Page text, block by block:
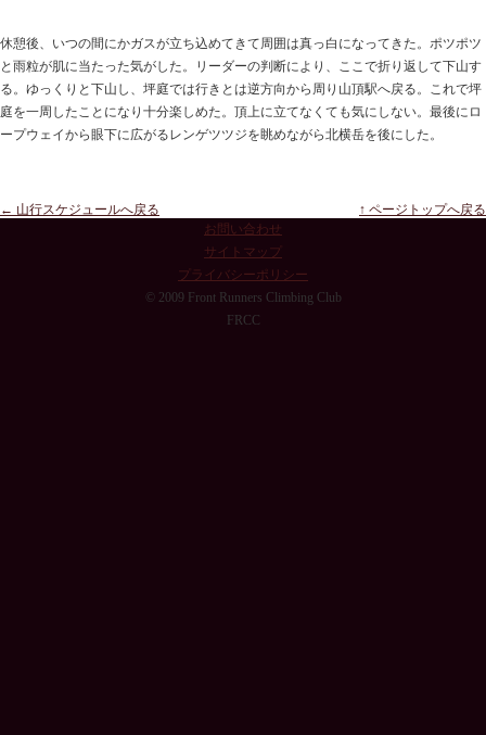
休憩後、いつの間にかガスが立ち込めてきて周囲は真っ白になってきた。ポツポツ
と雨粒が肌に当たった気がした。リーダーの判断により、ここで折り返して下山す
る。ゆっくりと下山し、坪庭では行きとは逆方向から周り山頂駅へ戻る。これで坪
庭を一周したことになり十分楽しめた。頂上に立てなくても気にしない。最後にロ
ープウェイから眼下に広がるレンゲツツジを眺めながら北横岳を後にした。
← 山行スケジュールへ戻る
↑ ページトップへ戻る
お問い合わせ
サイトマップ
プライバシーポリシー
© 2009 Front Runners Climbing Club
FRCC